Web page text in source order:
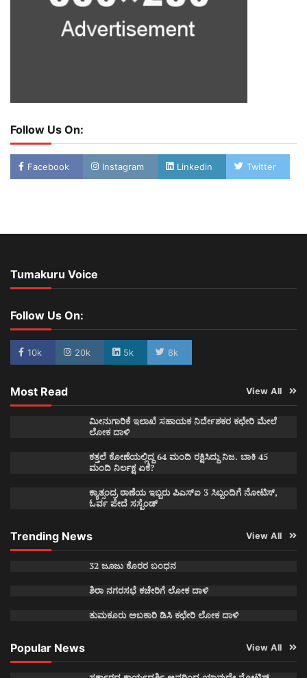
Follow Us On:
Facebook Instagram Linkedin Twitter
Tumakuru Voice
Follow Us On:
10k 20k 5k 8k
Most Read View All
ಮೀನುಗಾರಿಕೆ ಇಲಾಖೆ ಸಹಾಯಕ ನಿರ್ದೇಶಕರ ಕಛೇರಿ ಮೇಲೆ
ಲೋಕ ದಾಳಿ
ಕತ್ತಲೆ ಕೋಣೆಯಲ್ಲಿದ್ದ 64 ಮಂದಿ ರಕ್ಷಿಸಿದ್ದು ನಿಜ. ಬಾಕಿ 45
ಮಂದಿ ನಿರ್ಲಕ್ಷ ಏಕೆ?
ಕ್ಯಾತ್ಸಂದ್ರ ಠಾಣೆಯ ಇಬ್ಬರು ಪಿಎಸ್ಐ 3 ಸಿಬ್ಬಂದಿಗೆ ನೋಟಿಸ್,
ಓರ್ವ ಪೇದೆ ಸಸ್ಪೆಂಡ್
Trending News View All
32 ಜೂಜು ಕೊರರ ಬಂಧನ
ಶಿರಾ ನಗರಸಭೆ ಕಚೇರಿಗೆ ಲೋಕ ದಾಳಿ
ತುಮಕೂರು ಅಬಕಾರಿ ಡಿಸಿ ಕಛೇರಿ ಲೋಕ ದಾಳಿ
Popular News View All